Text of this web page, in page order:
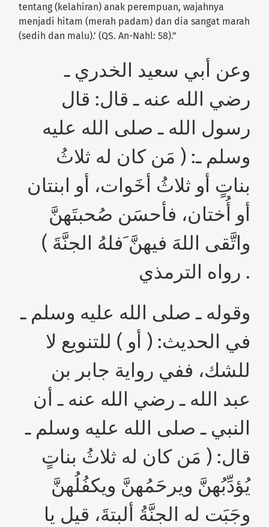
tentang (kelahiran) anak perempuan, wajahnya
menjadi hitam (merah padam) dan dia sangat marah
(sedih dan malu).’ (QS. An-Nahl: 58).”
وعن أبي سعيد الخدري ـ
رضي الله عنه ـ قال: قال
رسول الله ـ صلى الله عليه
وسلم ـ: ( مَن كان له ثلاثُ
بناتٍ أو ثلاثُ أخَوات، أو ابنتان
أو أُختان، فأحسَن صُحبتَهنَّ
واتَّقى اللهَ فيهنَّ َفلهُ الجنَّةَ )
رواه الترمذي .
وقوله ـ صلى الله عليه وسلم ـ
في الحديث: ( أو ) للتنويع لا
للشك، ففي رواية جابر بن
عبد الله ـ رضي الله عنه ـ أن
النبي ـ صلى الله عليه وسلم ـ
قال: ( مَن كان له ثلاثُ بناتٍ
يُؤدِّبُهنَّ ويرحَمُهنَّ ويكفُلُهنَّ
وجَبَت له الجنَّةُ ألبتةَ، قيل يا